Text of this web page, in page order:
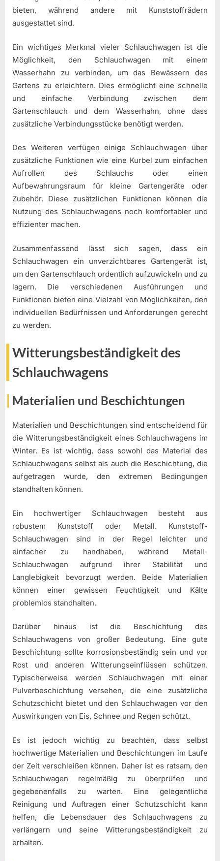
bieten, während andere mit Kunststoffrädern
ausgestattet sind.
Ein wichtiges Merkmal vieler Schlauchwagen ist die
Möglichkeit, den Schlauchwagen mit einem
Wasserhahn zu verbinden, um das Bewässern des
Gartens zu erleichtern. Dies ermöglicht eine schnelle
und einfache Verbindung zwischen dem
Gartenschlauch und dem Wasserhahn, ohne dass
zusätzliche Verbindungsstücke benötigt werden.
Des Weiteren verfügen einige Schlauchwagen über
zusätzliche Funktionen wie eine Kurbel zum einfachen
Aufrollen des Schlauchs oder einen
Aufbewahrungsraum für kleine Gartengeräte oder
Zubehör. Diese zusätzlichen Funktionen können die
Nutzung des Schlauchwagens noch komfortabler und
effizienter machen.
Zusammenfassend lässt sich sagen, dass ein
Schlauchwagen ein unverzichtbares Gartengerät ist,
um den Gartenschlauch ordentlich aufzuwickeln und zu
lagern. Die verschiedenen Ausführungen und
Funktionen bieten eine Vielzahl von Möglichkeiten, den
individuellen Bedürfnissen und Anforderungen gerecht
zu werden.
Witterungsbeständigkeit des
Schlauchwagens
Materialien und Beschichtungen
Materialien und Beschichtungen sind entscheidend für
die Witterungsbeständigkeit eines Schlauchwagens im
Winter. Es ist wichtig, dass sowohl das Material des
Schlauchwagens selbst als auch die Beschichtung, die
aufgetragen wurde, den extremen Bedingungen
standhalten können.
Ein hochwertiger Schlauchwagen besteht aus
robustem Kunststoff oder Metall. Kunststoff-
Schlauchwagen sind in der Regel leichter und
einfacher zu handhaben, während Metall-
Schlauchwagen aufgrund ihrer Stabilität und
Langlebigkeit bevorzugt werden. Beide Materialien
können einer gewissen Feuchtigkeit und Kälte
problemlos standhalten.
Darüber hinaus ist die Beschichtung des
Schlauchwagens von großer Bedeutung. Eine gute
Beschichtung sollte korrosionsbeständig sein und vor
Rost und anderen Witterungseinflüssen schützen.
Typischerweise werden Schlauchwagen mit einer
Pulverbeschichtung versehen, die eine zusätzliche
Schutzschicht bietet und den Schlauchwagen vor den
Auswirkungen von Eis, Schnee und Regen schützt.
Es ist jedoch wichtig zu beachten, dass selbst
hochwertige Materialien und Beschichtungen im Laufe
der Zeit verschleißen können. Daher ist es ratsam, den
Schlauchwagen regelmäßig zu überprüfen und
gegebenenfalls zu warten. Eine gelegentliche
Reinigung und Auftragen einer Schutzschicht kann
helfen, die Lebensdauer des Schlauchwagens zu
verlängern und seine Witterungsbeständigkeit zu
erhalten.